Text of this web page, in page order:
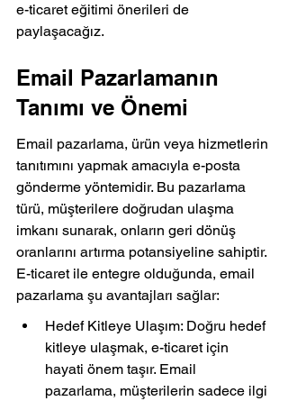
e-ticaret eğitimi önerileri de
paylaşacağız.
Email Pazarlamanın
Tanımı ve Önemi
Email pazarlama, ürün veya hizmetlerin
tanıtımını yapmak amacıyla e-posta
gönderme yöntemidir. Bu pazarlama
türü, müşterilere doğrudan ulaşma
imkanı sunarak, onların geri dönüş
oranlarını artırma potansiyeline sahiptir.
E-ticaret ile entegre olduğunda, email
pazarlama şu avantajları sağlar:
Hedef Kitleye Ulaşım: Doğru hedef
kitleye ulaşmak, e-ticaret için
hayati önem taşır. Email
pazarlama, müşterilerin sadece ilgi